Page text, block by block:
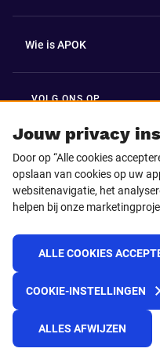
Jouw privacy
Door op “Alle cookies
opslaan van cookies op uw
websitenavigatie, het
helpen bij onze
ALLE COOKIES
COOKIE-INSTELLINGEN
ALLES AFWIJZEN
Wie is APOK
VOLG ONS OP
Facebook
Instagram